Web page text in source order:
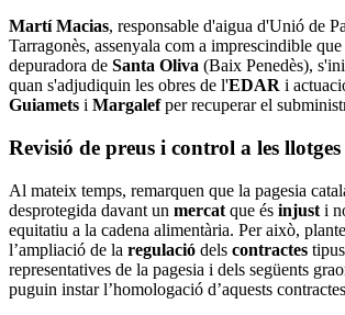
Martí Macias, responsable d'aigua d'Unió de
Tarragonès, assenyala com a imprescindible
depuradora de Santa Oliva (Baix Penedès),
quan s'adjudiquin les obres de l'EDAR i
Guiamets i Margalefper recuperar el
Revisió de preus i control a les llotges
Al mateix temps, remarquen que la pagesia
desprotegida davant un mercat que és injust i
equitatiu a la cadena alimentària. Per això,
l’ampliació de la regulació dels contractes
representatives de la pagesia i dels següents
puguin instar l’homologació d’aquests